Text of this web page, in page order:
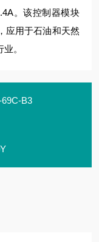
。该控制器模块
应用于石油和天然
。
B3